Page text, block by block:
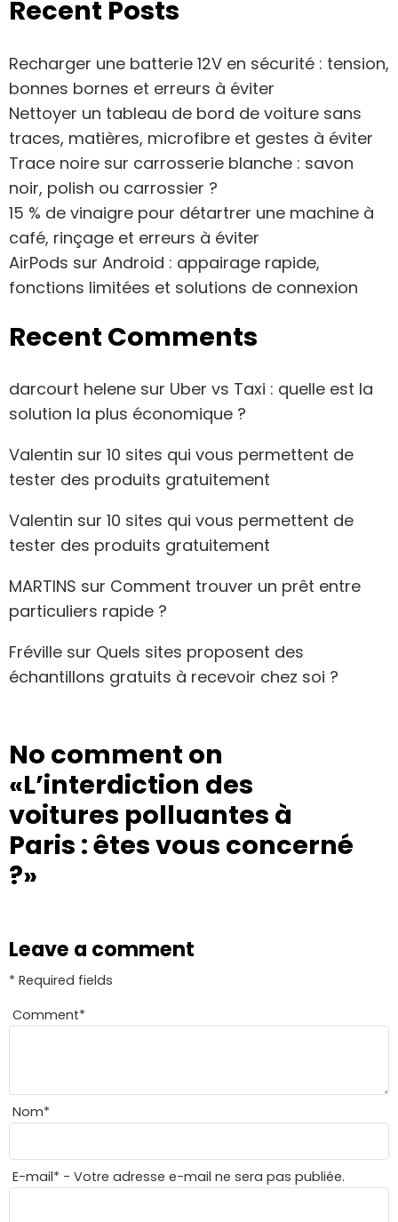
Recent Posts
Recharger une batterie 12V en sécurité : tension,
bonnes bornes et erreurs à éviter
Nettoyer un tableau de bord de voiture sans
traces, matières, microfibre et gestes à éviter
Trace noire sur carrosserie blanche : savon
noir, polish ou carrossier ?
15 % de vinaigre pour détartrer une machine à
café, rinçage et erreurs à éviter
AirPods sur Android : appairage rapide,
fonctions limitées et solutions de connexion
Recent Comments
darcourt helene sur Uber vs Taxi : quelle est la
solution la plus économique ?
Valentin sur 10 sites qui vous permettent de
tester des produits gratuitement
Valentin sur 10 sites qui vous permettent de
tester des produits gratuitement
MARTINS sur Comment trouver un prêt entre
particuliers rapide ?
Fréville sur Quels sites proposent des
échantillons gratuits à recevoir chez soi ?
No comment on
«L’interdiction des
voitures polluantes à
Paris : êtes vous concerné
?»
Leave a comment
* Required fields
Comment*
Nom*
E-mail* - Votre adresse e-mail ne sera pas publiée.